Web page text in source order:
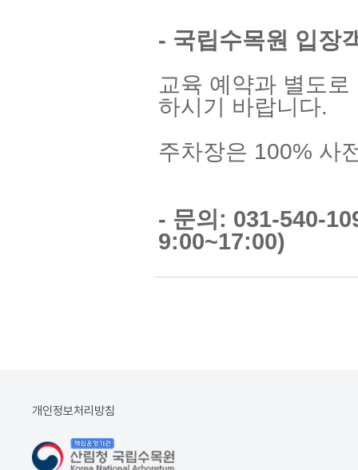
- 국립수목원 입장
교육 예약과 별도
하시기 바랍니다.
주차장은 100% 사
- 문의: 031-540-
9:00~17:00)
개인정보처리방침